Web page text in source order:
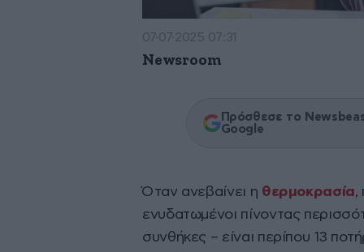
07·07·2025 07:31
Newsroom
Πρόσθεσε το
Google
Όταν ανεβαίνει η θερμοκρασία,
ενυδατωμένοι πίνοντας
συνθήκες – είναι περίπου 13